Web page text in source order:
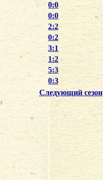
0:0
0:0
2:2
0:2
3:1
1:2
5:3
0:3
Следующий сезон